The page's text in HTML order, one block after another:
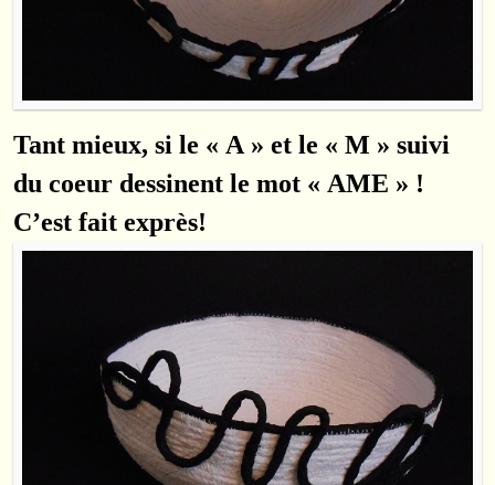
Tant mieux, si le « A » et le « M » suivi
du coeur dessinent le mot « AME » !
C’est fait exprès!